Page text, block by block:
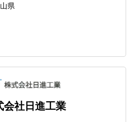
県
会社日進工業